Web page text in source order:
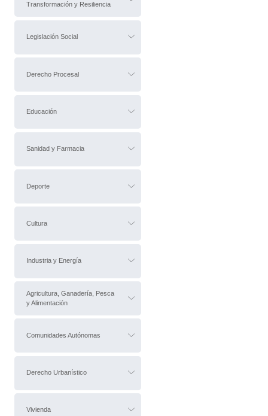
Transformación y Resiliencia
Legislación Social
Derecho Procesal
Educación
Sanidad y Farmacia
Deporte
Cultura
Industria y Energía
Agricultura, Ganadería, Pesca
y Alimentación
Comunidades Autónomas
Derecho Urbanístico
Vivienda